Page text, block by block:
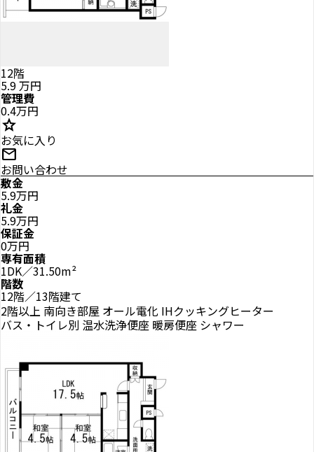
12階
5.9万円
管理費
0.4万円
star
お気に入り
mail
お問い合わせ
敷金
5.9万円
礼金
5.9万円
保証金
0万円
専有面積
1DK／31.50m²
階数
12階／13階建て
2階以上 南向き部屋 オール電化 IHクッキングヒーター
バス・トイレ別 温水洗浄便座 暖房便座 シャワー